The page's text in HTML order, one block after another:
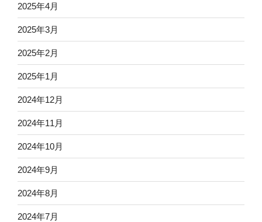
2025年4月
2025年3月
2025年2月
2025年1月
2024年12月
2024年11月
2024年10月
2024年9月
2024年8月
2024年7月